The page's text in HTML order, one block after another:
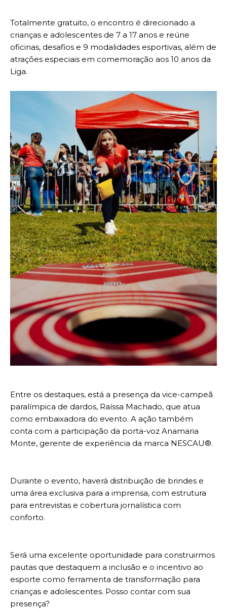
Totalmente gratuito, o encontro é direcionado a
crianças e adolescentes de 7 a 17 anos e reúne
oficinas, desafios e 9 modalidades esportivas, além de
atrações especiais em comemoração aos 10 anos da
Liga.
Entre os destaques, está a presença da vice-campeã
paralímpica de dardos, Raíssa Machado, que atua
como embaixadora do evento. A ação também
conta com a participação da porta-voz Anamaria
Monte, gerente de experiência da marca NESCAU®️.
Durante o evento, haverá distribuição de brindes e
uma área exclusiva para a imprensa, com estrutura
para entrevistas e cobertura jornalística com
conforto.
Será uma excelente oportunidade para construirmos
pautas que destaquem a inclusão e o incentivo ao
esporte como ferramenta de transformação para
crianças e adolescentes. Posso contar com sua
presença?